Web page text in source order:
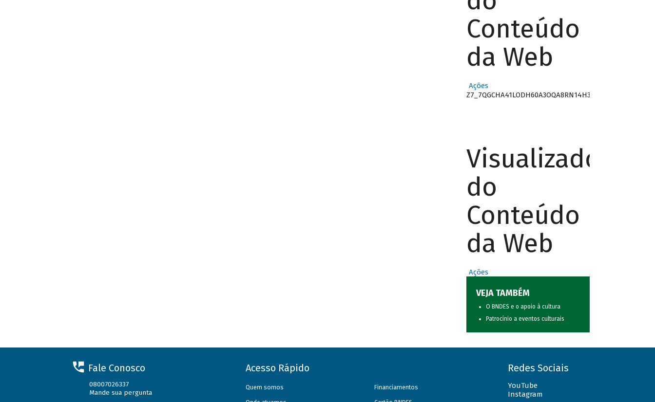
Conteúdo
da Web
Ações
Z7_7QGCHA41LODH60A3OQA8RN14H3
Visualizador
do
Conteúdo
da Web
Ações
VEJA TAMBÉM
O BNDES e o apoio à cultura
Patrocínio a eventos culturais
Fale Conosco
08007026337
Mande sua pergunta
Acesso Rápido
Quem somos Financiamentos
Redes Sociais
YouTube
Instagram